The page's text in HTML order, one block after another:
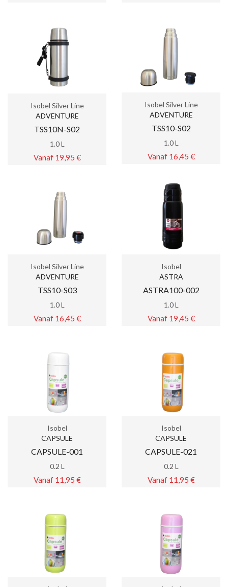
Isobel Silver Line
ADVENTURE
TSS10N-S02
1.0 L
Vanaf 19,95 €
Isobel Silver Line
ADVENTURE
TSS10-S02
1.0 L
Vanaf 16,45 €
Isobel Silver Line
ADVENTURE
TSS10-S03
1.0 L
Vanaf 16,45 €
Isobel
ASTRA
ASTRA100-002
1.0 L
Vanaf 19,45 €
Isobel
CAPSULE
CAPSULE-001
0.2 L
Vanaf 11,95 €
Isobel
CAPSULE
CAPSULE-021
0.2 L
Vanaf 11,95 €